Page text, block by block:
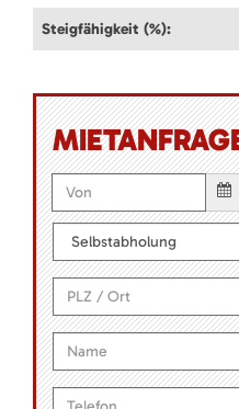
Steigfähigkeit (%):